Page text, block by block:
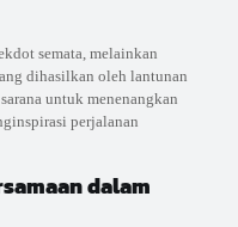
semata, melainkan
dihasilkan oleh lantunan
untuk menenangkan
perjalanan
dalam